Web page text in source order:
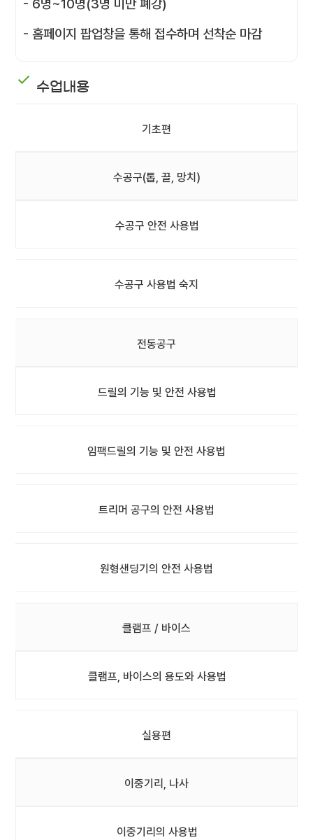
- 6명~10명(3명 미만 폐강)
- 홈페이지 팝업창을 통해 접수하며 선착순 마감
수업내용
기초편
수공구(톱, 끌, 망치)
수공구 안전 사용법
수공구 사용법 숙지
전동공구
드릴의 기능 및 안전 사용법
임팩드릴의 기능 및 안전 사용법
트리머 공구의 안전 사용법
원형샌딩기의 안전 사용법
클램프 / 바이스
클램프, 바이스의 용도와 사용법
실용편
이중기리, 나사
이중기리의 사용법